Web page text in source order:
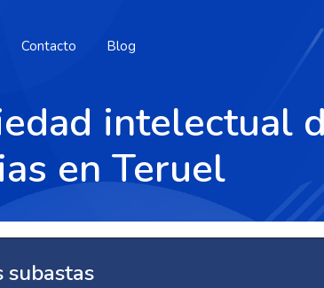
Contacto Blog
intelectual
en Teruel
subastas